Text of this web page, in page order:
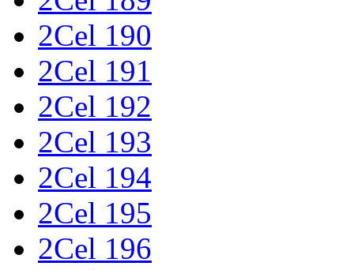
2Cel 190
2Cel 191
2Cel 192
2Cel 193
2Cel 194
2Cel 195
2Cel 196